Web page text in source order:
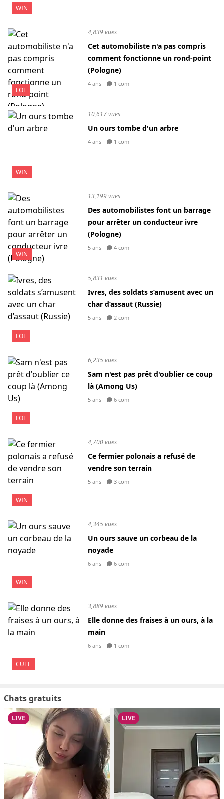
WIN
LOL
4,839 vues
Cet automobiliste n'a pas compris
comment fonctionne un rond-point
(Pologne)
4 ans 1 com
WIN
10,617 vues
Un ours tombe d'un arbre
4 ans 1 com
WIN
13,199 vues
Des automobilistes font un barrage
pour arrêter un conducteur ivre
(Pologne)
5 ans 4 com
LOL
5,831 vues
Ivres, des soldats s’amusent avec un
char d’assaut (Russie)
5 ans 2 com
LOL
6,235 vues
Sam n'est pas prêt d'oublier ce coup
là (Among Us)
5 ans 6 com
WIN
4,700 vues
Ce fermier polonais a refusé de
vendre son terrain
5 ans 3 com
WIN
4,345 vues
Un ours sauve un corbeau de la
noyade
6 ans 6 com
CUTE
3,889 vues
Elle donne des fraises à un ours, à la
main
6 ans 1 com
Chats gratuits